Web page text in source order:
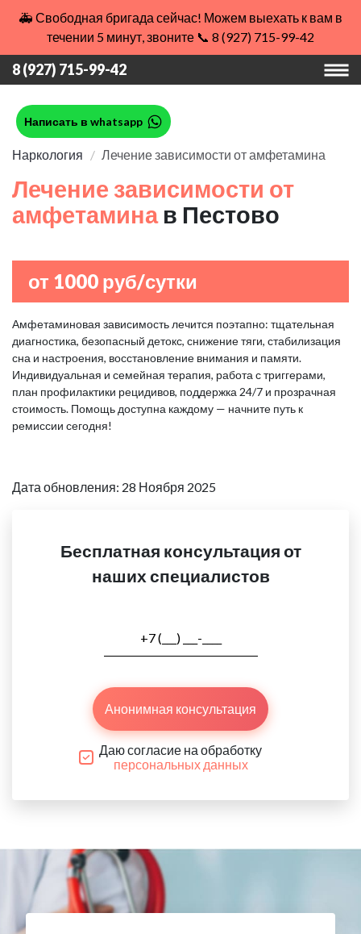
🚑 Свободная бригада сейчас! Можем выехать к вам в
течении 5 минут, звоните 📞 8 (927) 715-99-42
8 (927) 715-99-42
Написать в whatsapp
Наркология Лечение зависимости от амфетамина
Лечение зависимости от
амфетамина в Пестово
от 1000 руб/сутки
Амфетаминовая зависимость лечится поэтапно: тщательная
диагностика, безопасный детокс, снижение тяги, стабилизация
сна и настроения, восстановление внимания и памяти.
Индивидуальная и семейная терапия, работа с триггерами,
план профилактики рецидивов, поддержка 24/7 и прозрачная
стоимость. Помощь доступна каждому — начните путь к
ремиссии сегодня!
Дата обновления: 28 Ноября 2025
Бесплатная консультация от
наших специалистов
Анонимная консультация
Даю согласие на обработку
персональных данных